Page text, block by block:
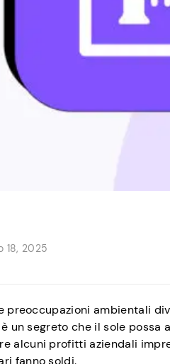
18, 2025
preoccupazioni ambientali
un segreto che il sole
alcuni profitti aziendali
fanno soldi.